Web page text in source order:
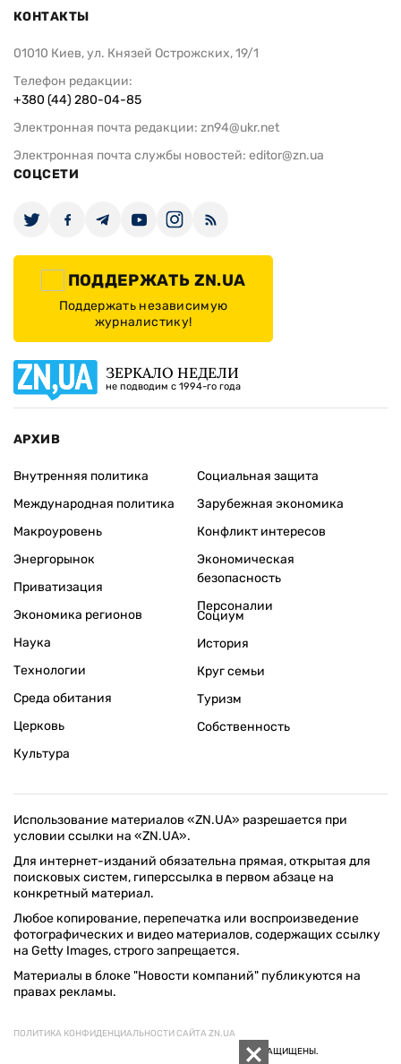
КОНТАКТЫ
01010 Киев, ул. Князей Острожских, 19/1
Телефон редакции:
+380 (44) 280-04-85
Электронная почта редакции: zn94@ukr.net
Электронная почта службы новостей: editor@zn.ua
СОЦСЕТИ
ПОДДЕРЖАТЬ ZN.UA
Поддержать независимую
журналистику!
ЗЕРКАЛО НЕДЕЛИ
не подводим с 1994-го года
АРХИВ
Внутренняя политика
Международная политика
Макроуровень
Энергорынок
Приватизация
Экономика регионов
Социальная защита
Зарубежная экономика
Конфликт интересов
Экономическая
безопасность
Персоналии
Наука
Технологии
Среда обитания
Церковь
Культура
Социум
История
Круг семьи
Туризм
Собственность
Использование материалов «ZN.UA» разрешается при
условии ссылки на «ZN.UA».
Для интернет-изданий обязательна прямая, открытая для
поисковых систем, гиперссылка в первом абзаце на
конкретный материал.
Любое копирование, перепечатка или воспроизведение
фотографических и видео материалов, содержащих ссылку
на Getty Images, строго запрещается.
Материалы в блоке "Новости компаний" публикуются на
правах рекламы.
ПОЛИТИКА КОНФИДЕНЦИАЛЬНОСТИ САЙТА ZN.UA
© 1994–2026 «ЗЕРКАЛО НЕДЕЛИ. УКРАИНА». ВСЕ ПРАВА ЗАЩИЩЕНЫ.